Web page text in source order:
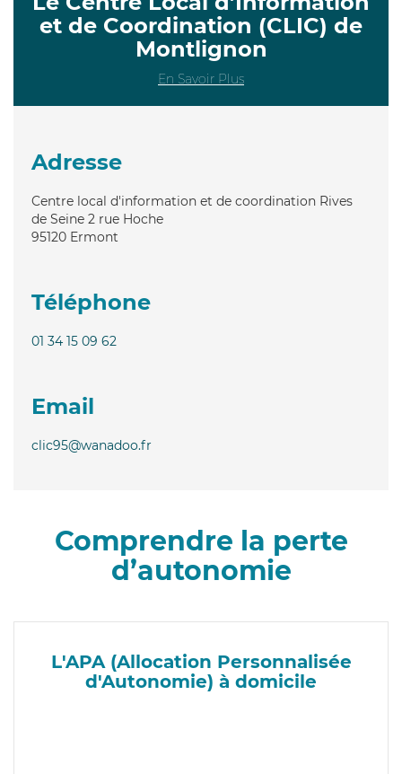
et de Coordination (CLIC) de
Montlignon
En Savoir Plus
Adresse
Centre local d'information et de coordination Rives
de Seine 2 rue Hoche
95120 Ermont
Téléphone
01 34 15 09 62
Email
clic95@wanadoo.fr
Comprendre la perte
d’autonomie
L'APA (Allocation Personnalisée
d'Autonomie) à domicile